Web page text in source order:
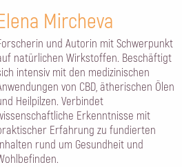
Mircheva
und Autorin mit Schwerpunkt
natürlichen Wirkstoffen. Beschäftigt
intensiv mit den medizinischen
von CBD, ätherischen Ölen
Heilpilzen. Verbindet
Erkenntnisse mit
Erfahrung zu fundierten
rund um Gesundheit und